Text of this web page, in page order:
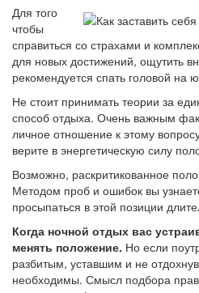
Для того
чтобы
справиться со страхами и
для новых достижений, ощутить
рекомендуется спать головой на
Не стоит принимать теории за
способ отдыха. Очень важным
личное отношение к этому
верите в энергетическую силу
Возможно, раскритикованное
Методом проб и ошибок вы
просыпаться в этой позиции
Когда ночной отдых вас
менять положение. Но если
разбитым, уставшим и не
необходимы. Смысл подбора